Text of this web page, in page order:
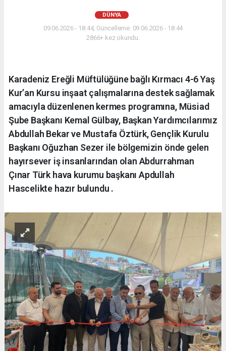
DÜNYA
09.06.2026 - 18:44, Güncelleme: 09.06.2026 - 18:44
2866+ kez okundu.
Karadeniz Ereğli Müftülüğüne bağlı Kırmacı 4-6 Yaş
Kur’an Kursu inşaat çalışmalarına destek sağlamak
amacıyla düzenlenen kermes programına, Müsiad
Şube Başkanı Kemal Gülbay, Başkan Yardımcılarımız
Abdullah Bekar ve Mustafa Öztürk, Gençlik Kurulu
Başkanı Oğuzhan Sezer ile bölgemizin önde gelen
hayırsever iş insanlarından olan Abdurrahman
Çınar Türk hava kurumu başkanı Apdullah
Hascelikte hazır bulundu .